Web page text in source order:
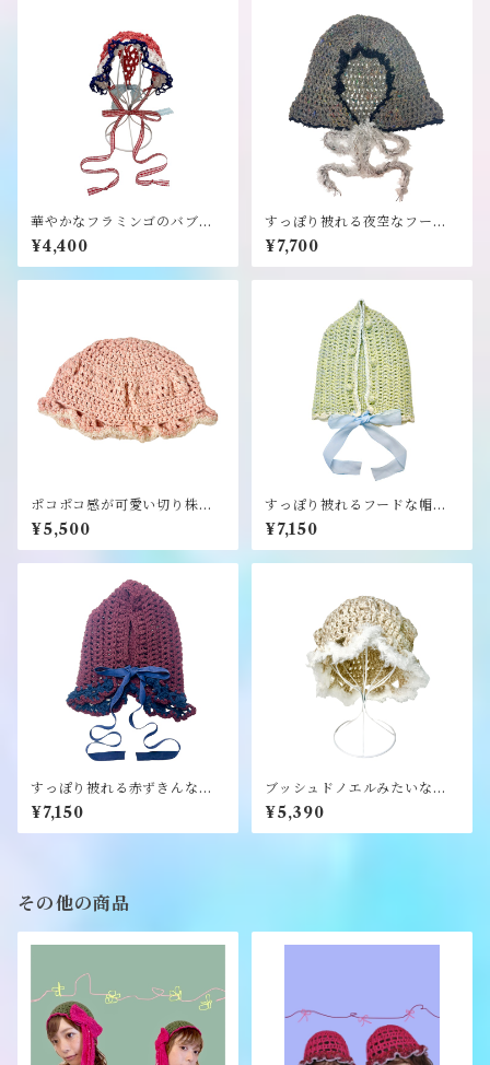
華やかなフラミンゴのバブー
シュカ《i-mai-mainな世界》
¥4,400
すっぽり被れる夜空なフード
帽子《i-mai-main》
¥7,700
ポコポコ感が可愛い切り株帽
子（コーラルピンク）《i-mai
-main》
¥5,500
すっぽり被れるフードな帽子
（黄緑）《i-mai-main》
¥7,150
すっぽり被れる赤ずきんなフ
ード帽子《i-mai-main》
¥7,150
ブッシュドノエルみたいな帽
子（カフェオレ）《i-mai-mai
n》
¥5,390
その他の商品